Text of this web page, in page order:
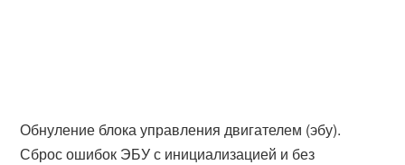
Обнуление блока управления двигателем (эбу).
Сброс ошибок ЭБУ с инициализацией и без